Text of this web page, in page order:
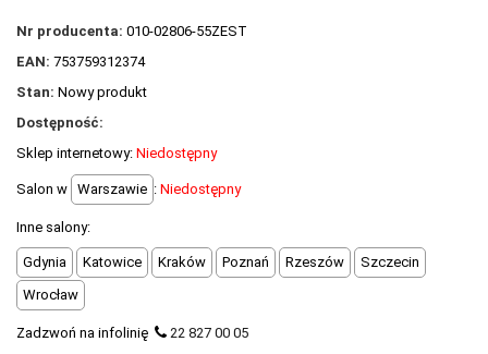
WYPRZEDAŻ
Nr producenta: 010-02806-55ZEST
EAN: 753759312374
Stan: Nowy produkt
Dostępność:
Sklep internetowy: Niedostępny
Salon w Warszawie : Niedostępny
Inne salony:
Gdynia Katowice Kraków Poznań Rzeszów
Szczecin
Wrocław
Zadzwoń na infolinię
22 827 00 05